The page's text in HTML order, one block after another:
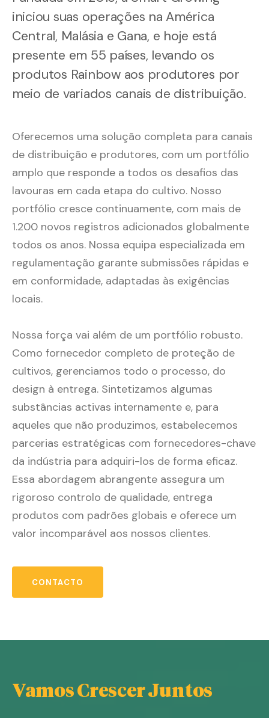
iniciou suas operações na América
Central, Malásia e Gana, e hoje está
presente em 55 países, levando os
produtos Rainbow aos produtores por
meio de variados canais de distribuição.
Oferecemos uma solução completa para canais
de distribuição e produtores, com um portfólio
amplo que responde a todos os desafios das
lavouras em cada etapa do cultivo. Nosso
portfólio cresce continuamente, com mais de
1.200 novos registros adicionados globalmente
todos os anos. Nossa equipa especializada em
regulamentação garante submissões rápidas e
em conformidade, adaptadas às exigências
locais.
Nossa força vai além de um portfólio robusto.
Como fornecedor completo de proteção de
cultivos, gerenciamos todo o processo, do
design à entrega. Sintetizamos algumas
substâncias activas internamente e, para
aqueles que não produzimos, estabelecemos
parcerias estratégicas com fornecedores-chave
da indústria para adquiri-los de forma eficaz.
Essa abordagem abrangente assegura um
rigoroso controlo de qualidade, entrega
produtos com padrões globais e oferece um
valor incomparável aos nossos clientes.
CONTACTO
Vamos Crescer Juntos